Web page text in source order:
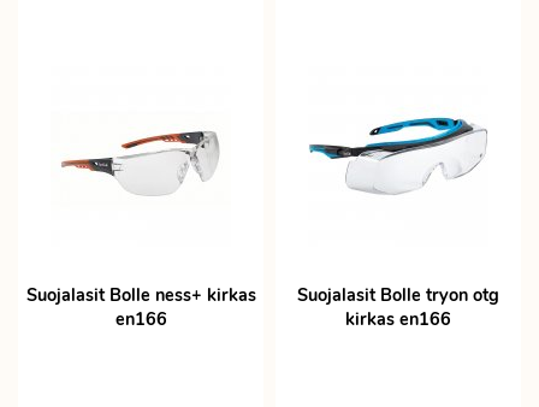
Suojalasit Bolle ness+ kirkas
en166
Suojalasit Bolle tryon otg
kirkas en166